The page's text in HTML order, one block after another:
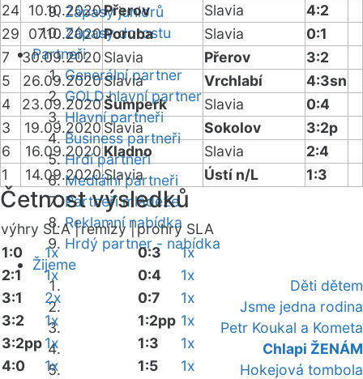
Zápasy juniorů
Zápasy dorostu
Partneři
Generální partner
GOLD hlavní partner
Hlavní partneři
Business partneři
Hrdí partneři
Mediální partneři
Partneři mládeže
Reklamní nabídka
Hrdý partner - nabídka
Žijeme
Děti dětem
Jsme jedna rodina
Petr Koukal a Kometa
Chlapi ŽENÁM
Hokejová tombola
24 10.10.2020Přerov Slavia
4:2
29
07.10.2020Poruba Slavia
0:1
7
30.09.2020 Slavia Přerov
3:2
5
26.09.2020Slavia Vrchlabí
4:3sn
4
23.09.2020Šumperk Slavia
0:4
3
19.09.2020Slavia Sokolov
3:2p
6
16.09.2020 Kladno Slavia
2:4
1
14.09.2020Slavia Ústí n/L 1:3
Četnost výsledků
výhry SLA |remízy |prohry SLA
1:0
1x
2:1
1x
3:1
2x
3:2
1x
3:2pp1x
4:0
1x
0:3
1x
0:4
1x
0:7
1x
1:2pp 1x
1:3
1x
1:5
1x